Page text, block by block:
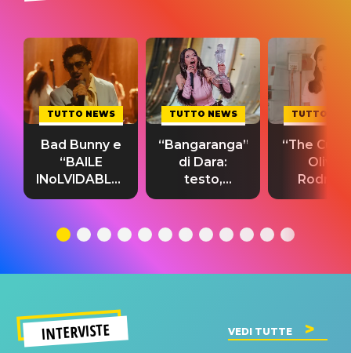
TUTTO NEWS
Bad Bunny e
“BAILE
INoLVIDABLE”:
testo,
significato
TUTTO NEWS
“Bangaranga”
di Dara:
testo,
traduzione e
del singolo
TUTTO
“The
Olivia
testo,
INTERVISTE VEDI TUTTE